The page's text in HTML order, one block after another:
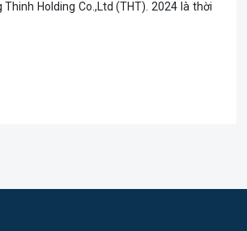
Holding Co.,Ltd (THT). 2024 là thời